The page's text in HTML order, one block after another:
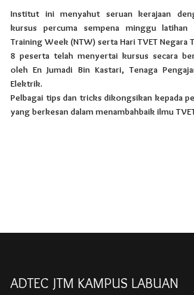
Institut ini menyahut seruan kerajaan
kursus percuma sempena minggu latihan
Training Week (NTW) serta Hari TVET Negara
8 peserta telah menyertai kursus secara
oleh En Jumadi Bin Kastari, Tenaga
Elektrik.
Pelbagai tips dan tricks dikongsikan kepada
yang berkesan dalam menambahbaik ilmu
ADTEC JTM KAMPUS LABUAN